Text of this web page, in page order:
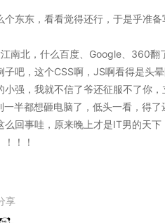
东东，看看觉得还行，于是乎准
南北，什么百度、Google、360
吧，这个CSS啊，JS啊看得是头
小强，我就不信了爷还征服不了你
半都想砸电脑了，低头一看，得
回事哇，原来晚上才是IT男的天
！！
享